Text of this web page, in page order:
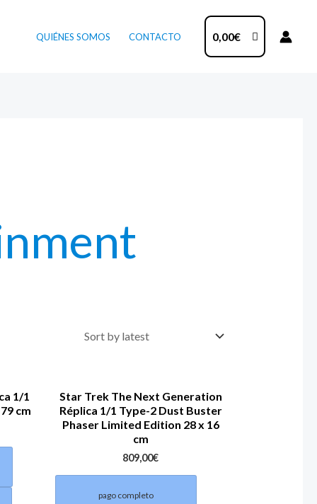
QUIÉNES SOMOS CONTACTO 0,00€
1/1
cm
Star Trek The Next Generation
Réplica 1/1 Type-2 Dust Buster
Phaser Limited Edition 28 x 16
cm
809,00€
pago completo